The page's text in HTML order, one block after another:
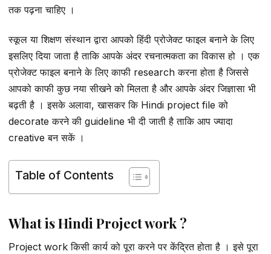
तक पढ़ना चाहिए ।
स्कूल या शिक्षण संस्थान द्वारा आपको हिंदी प्रोजेक्ट फाइल बनाने के लिए
इसलिए दिया जाता है ताकि आपके अंदर रचनात्मकता का विकास हो । एक
प्रोजेक्ट फाइल बनाने के लिए काफी research करना होता है जिससे
आपको काफी कुछ नया सीखने को मिलता है और आपके अंदर जिज्ञासा भी
बढ़ती है । इसके अलावा, खासकर कि Hindi project file को
decorate करने की guideline भी दी जाती है ताकि आप ज्यादा
creative बन सकें ।
Table of Contents
What is Hindi Project work ?
Project work किसी कार्य को पूरा करने पर केंद्रित होता है । इसे पूरा